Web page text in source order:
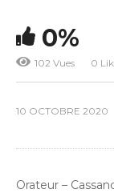
0%
102 Vues 0
10 OCTOBRE 2020
Orateur –